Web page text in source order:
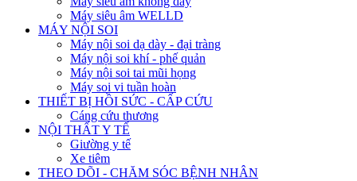
Máy siêu âm WELLD
MÁY NỘI SOI
Máy nội soi dạ dày - đại tràng
Máy nội soi khí - phế quản
Máy nội soi tai mũi họng
Máy soi vi tuần hoàn
THIẾT BỊ HỒI SỨC - CẤP CỨU
Cáng cứu thương
NỘI THẤT Y TẾ
Giường y tế
Xe tiêm
THEO DÕI - CHĂM SÓC BỆNH NHÂN